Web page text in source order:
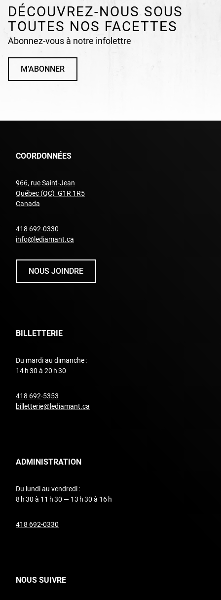
DÉCOUVREZ-NOUS SOUS
TOUTES NOS FACETTES
Abonnez-vous à notre infolettre
M’ABONNER
COORDONNÉES
966, rue Saint-Jean
Québec (QC) G1R 1R5
Canada
418 692-0330
info@lediamant.ca
NOUS JOINDRE
BILLETTERIE
Du mardi au dimanche :
14 h 30 à 20 h 30
418 692-5353
billetterie@lediamant.ca
ADMINISTRATION
Du lundi au vendredi :
8 h 30 à 11 h 30 — 13 h 30 à 16 h
418 692-0330
NOUS SUIVRE